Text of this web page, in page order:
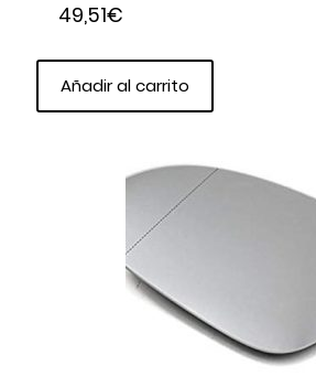
49,51€
Añadir al carrito